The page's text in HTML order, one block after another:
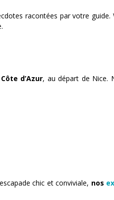
racontées par votre
d’Azur, au départ de Nice.
chic et conviviale, nos